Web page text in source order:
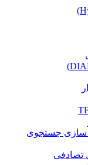
سازی جستجوی
تصادفی